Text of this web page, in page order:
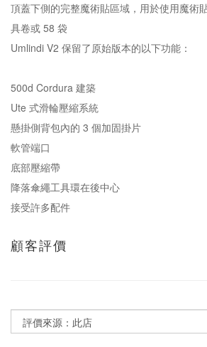
頂蓋下側的完整魔術貼區域，用於使用魔術
具卷或 58 袋
Umlindi V2 保留了原始版本的以下功能：
500d Cordura 建築
Ute 式滑輪壓縮系統
懸掛側背包內的 3 個加固掛片
軟管端口
底部壓縮帶
降落傘繩工具環在後中心
接受許多配件
顧客評價